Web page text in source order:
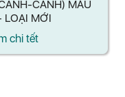
CANDY (KHUNG-
CÁNH) MÀU
LOẠI MỚI